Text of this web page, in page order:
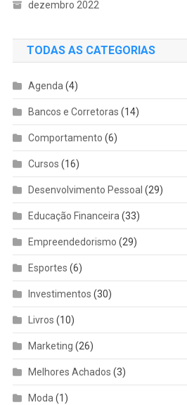
dezembro 2022
TODAS AS CATEGORIAS
Agenda (4)
Bancos e Corretoras (14)
Comportamento (6)
Cursos (16)
Desenvolvimento Pessoal (29)
Educação Financeira (33)
Empreendedorismo (29)
Esportes (6)
Investimentos (30)
Livros (10)
Marketing (26)
Melhores Achados (3)
Moda (1)